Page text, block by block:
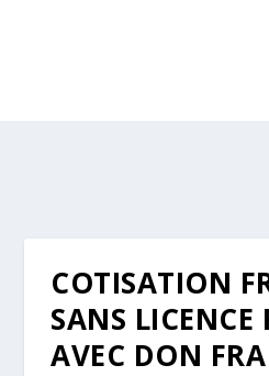
COTISATION
SANS LICENCE
AVEC DON FRA